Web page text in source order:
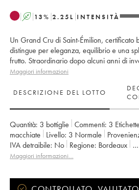
A 13% 2.25 L INTENSITÀ
Un Grand Cru di Saint-Émilion, certificato
distingue per eleganza, equilibrio e una
frutto. Straordinario dopo alcuni anni di
Maggiori informazioni
DESCRIZIONE DEL LOTTO
Quantità: 3 bottiglie Commenti: 3
macchiate
Livello: 3 Normale
IVA detraibile:
no Regione:
Bordeaux
Denominazione: Saint-Émilion Grand Cru
Maggiori informazioni…